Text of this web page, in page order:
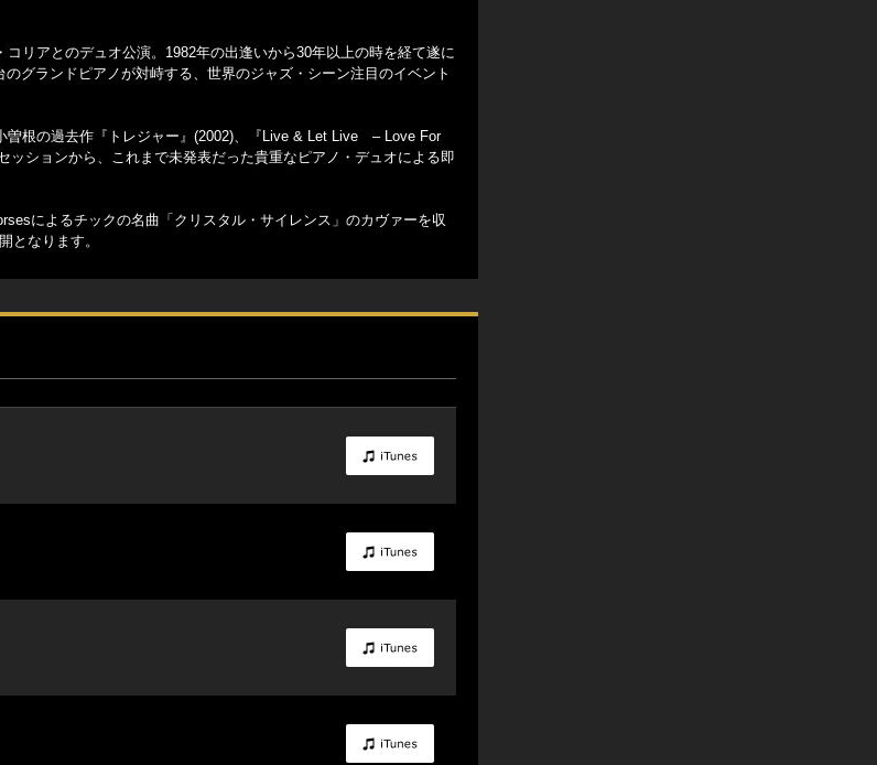
リアとのデュオ公演。1982年の出逢いから30年以上の時を経て遂に
グランドピアノが対峙する、世界のジャズ・シーン注目のイベント
曽根の過去作『トレジャー』(2002)、『Live & Let Live – Love For
ションから、これまで未発表だった貴重なピアノ・デュオによる即
によるチックの名曲「クリスタル・サイレンス」のカヴァーを収
となります。